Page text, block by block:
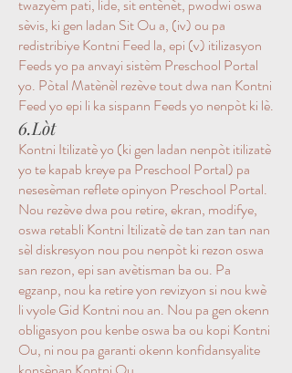
twazyèm pati, lide, sit entènèt, pwodwi oswa
sèvis, ki gen ladan Sit Ou a, (iv) ou pa
redistribiye Kontni Feed la, epi (v) itilizasyon
Feeds yo pa anvayi sistèm Preschool Portal
yo. Pòtal Matènèl rezève tout dwa nan Kontni
Feed yo epi li ka sispann Feeds yo nenpòt ki lè.
6.Lòt
Kontni Itilizatè yo (ki gen ladan nenpòt itilizatè
yo te kapab kreye pa Preschool Portal) pa
nesesèman reflete opinyon Preschool Portal.
Nou rezève dwa pou retire, ekran, modifye,
oswa retabli Kontni Itilizatè de tan zan tan nan
sèl diskresyon nou pou nenpòt ki rezon oswa
san rezon, epi san avètisman ba ou. Pa
egzanp, nou ka retire yon revizyon si nou kwè
li vyole Gid Kontni nou an. Nou pa gen okenn
obligasyon pou kenbe oswa ba ou kopi Kontni
Ou, ni nou pa garanti okenn konfidansyalite